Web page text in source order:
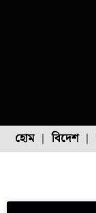
হোম বিদেশ